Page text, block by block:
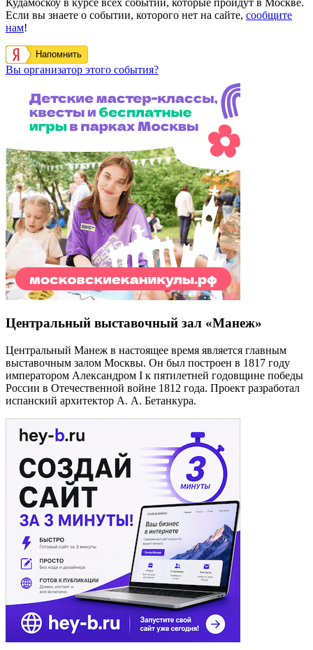
Если вы знаете о событии, которого нет на сайте, сообщите
нам!
Напомнить
Вы организатор этого события?
Центральный выставочный зал «Манеж»
Центральный Манеж в настоящее время является главным
выставочным залом Москвы. Он был построен в 1817 году
императором Александром I к пятилетней годовщине победы
России в Отечественной войне 1812 года. Проект разработал
испанский архитектор А. А. Бетанкура.